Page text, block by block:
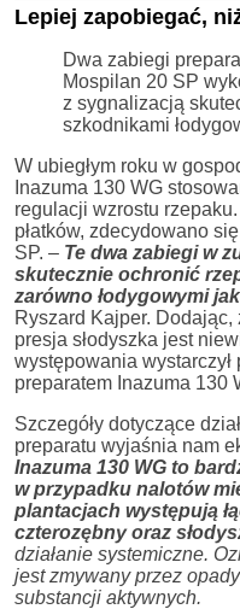
Lepiej zapobiegać,
Dwa zabiegi
Mospilan 20 SP
z sygnalizacją
szkodnikami
W ubiegłym roku w
Inazuma 130 WG
regulacji wzrostu
płatków, zdecydowano
SP. – Te dwa zabiegi w
skutecznie ochronić
zarówno łodygowymi
Ryszard Kajper.
presja słodyszka jest
występowania
preparatem Inazuma 130
Szczegóły dotyczące
preparatu wyjaśnia nam
Inazuma 130 WG to
w przypadku nalotów
plantacjach występują
czterozębny oraz
działanie systemiczne.
jest zmywany przez
substancji aktywnych.